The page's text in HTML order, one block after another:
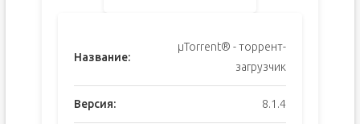
Название:
µTorrent® - торрент-
загрузчик
Версия: 8.1.4